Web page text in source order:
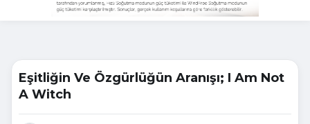
Eşitliğin Ve Özgürlüğün Aranışı; I Am Not
A Witch